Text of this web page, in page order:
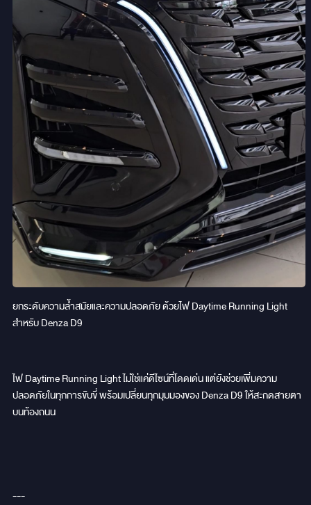
ยกระดับความล้ำสมัยและความปลอดภัย ด้วยไฟ Daytime Running Light
สำหรับ Denza D9
ไฟ Daytime Running Light ไม่ใช่แค่ดีไซน์ที่โดดเด่น แต่ยังช่วยเพิ่มความ
ปลอดภัยในทุกการขับขี่ พร้อมเปลี่ยนทุกมุมมองของ Denza D9 ให้สะกดสายตา
บนท้องถนน
---